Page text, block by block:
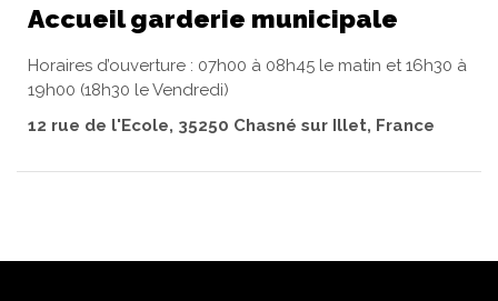
Accueil garderie municipale
Horaires d’ouverture : 07h00 à 08h45 le matin et 16h30 à
19h00 (18h30 le Vendredi)
12 rue de l'Ecole, 35250 Chasné sur Illet, France